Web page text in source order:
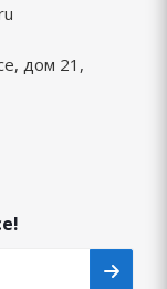
дом 21,